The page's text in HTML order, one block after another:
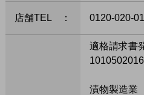
店舗TEL ： 0120-020-
適格請求書
漬物製造